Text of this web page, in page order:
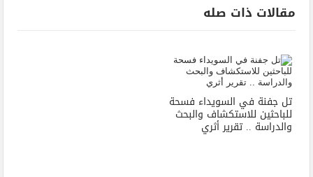
مقالات ذات صله
تل جفنة في السويداء فسحة
للباحثين للاستكشاف والبحث
والدراسة .. تقرير أثري